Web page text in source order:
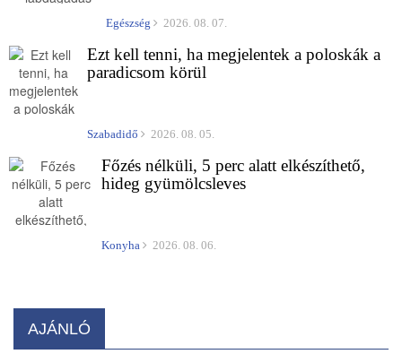
Egészség 2026. 08. 07.
Ezt kell tenni, ha megjelentek a poloskák a
paradicsom körül
Szabadidő 2026. 08. 05.
Főzés nélküli, 5 perc alatt elkészíthető,
hideg gyümölcsleves
Konyha 2026. 08. 06.
AJÁNLÓ